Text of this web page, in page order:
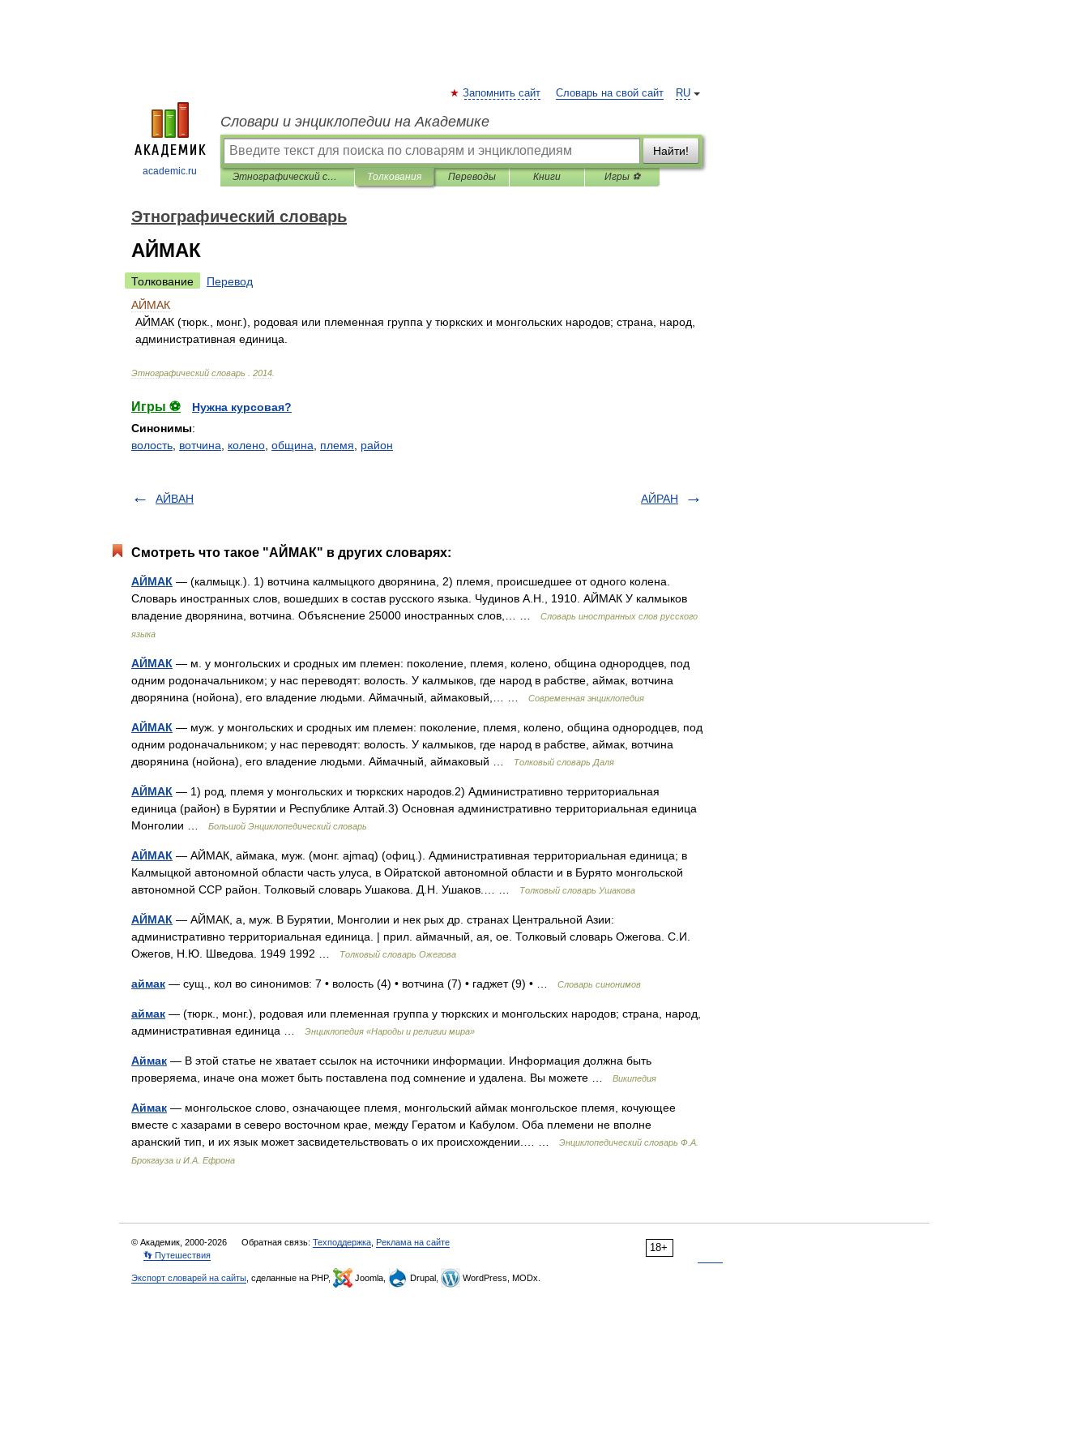
academic.ru
RU
Запомнить сайт Словарь на свой сайт
Словари и энциклопедии на Академике
Найти!
Этнографический словарь Толкования Переводы Книги Игры ⚽
Этнографический словарь
АЙМАК
Толкование
Перевод
АЙМАК
АЙМАК (тюрк монг.), родовая или племенная группа у тюркских и монгольских народов; страна народ
административная единица
Этнографический словарь 2014
Игры ⚽
Нужна курсовая?
Синонимы:
волость вотчина колено община племя район
АЙВАН АЙРАН
Смотреть что такое "АЙМАК" в других словарях:
АЙМАК — (калмыцк.). 1) вотчина калмыцкого дворянина, 2) племя, происшедшее от одного колена.
Словарь иностранных слов, вошедших в состав русского языка. Чудинов А.Н., 1910. АЙМАК У калмыков
владение дворянина, вотчина. Объяснение 25000 иностранных слов,… …
Словарь иностранных слов русского
языка
АЙМАК — м. у монгольских и сродных им племен: поколение, племя, колено, община однородцев, под
одним родоначальником; у нас переводят: волость. У калмыков, где народ в рабстве, аймак, вотчина
дворянина (нойона), его владение людьми. Аймачный, аймаковый,… …
Современная энциклопедия
АЙМАК — муж. у монгольских и сродных им племен: поколение, племя, колено, община однородцев, под
одним родоначальником; у нас переводят: волость. У калмыков, где народ в рабстве, аймак, вотчина
дворянина (нойона), его владение людьми. Аймачный, аймаковый …
Толковый словарь Даля
АЙМАК — 1) род, племя у монгольских и тюркских народов.2) Административно территориальная
единица (район) в Бурятии и Республике Алтай.3) Основная административно территориальная единица
Монголии …
Большой Энциклопедический словарь
АЙМАК — АЙМАК, аймака, муж. (монг. ajmaq) (офиц.). Административная территориальная единица; в
Калмыцкой автономной области часть улуса, в Ойратской автономной области и в Бурято монгольской
автономной ССР район. Толковый словарь Ушакова. Д.Н. Ушаков.… …
Толковый словарь Ушакова
АЙМАК — АЙМАК, а, муж. В Бурятии, Монголии и нек рых др. странах Центральной Азии:
административно территориальная единица. | прил. аймачный, ая, ое. Толковый словарь Ожегова. С.И.
Ожегов, Н.Ю. Шведова. 1949 1992 …
Толковый словарь Ожегова
аймак — сущ., кол во синонимов: 7 • волость (4) • вотчина (7) • гаджет (9) • … Словарь синонимов
аймак — (тюрк., монг.), родовая или племенная группа у тюркских и монгольских народов; страна, народ,
административная единица …
Энциклопедия «Народы и религии мира»
Аймак — В этой статье не хватает ссылок на источники информации. Информация должна быть
проверяема, иначе она может быть поставлена под сомнение и удалена. Вы можете …
Википедия
Аймак — монгольское слово, означающее племя, монгольский аймак монгольское племя, кочующее
вместе с хазарами в северо восточном крае, между Гератом и Кабулом. Оба племени не вполне
аранский тип, и их язык может засвидетельствовать о их происхождении.… …
Энциклопедический словарь Ф.А.
Брокгауза и И.А. Ефрона
18+
© Академик, 2000-2026 Обратная связь: Техподдержка Реклама на сайте
👣 Путешествия
Экспорт словарей на сайты , сделанные на PHP, Joomla, Drupal, WordPress, MODx.